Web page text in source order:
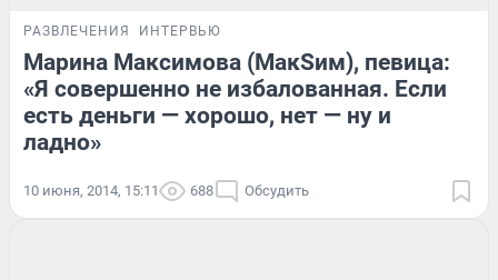
РАЗВЛЕЧЕНИЯ ИНТЕРВЬЮ
Марина Максимова (МакSим), певица:
«Я совершенно не избалованная. Если
есть деньги — хорошо, нет — ну и
ладно»
10 июня, 2014, 15:11 688 Обсудить